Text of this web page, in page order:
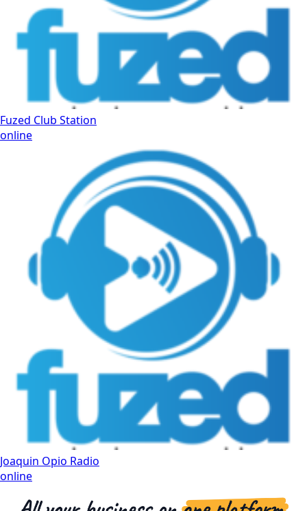
Fuzed Club Station
online
Joaquin Opio Radio
online